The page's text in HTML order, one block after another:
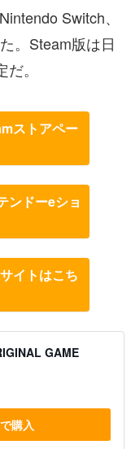
Switch、
。Steam版は日
。
ストアペー
ンドーeショ
イトはこち
GAME
購入